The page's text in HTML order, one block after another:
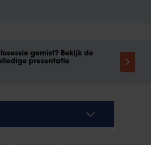
gemist? Bekijk de
presentatie